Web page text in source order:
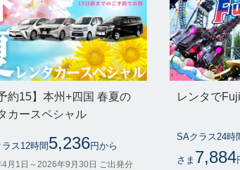
約15】本州+四国 春夏の
カースペシャル
ス12時間 5,236円から
月1日～2026年9月30日 ご出発分
レンタで
SAクラス24時
さま 7,884